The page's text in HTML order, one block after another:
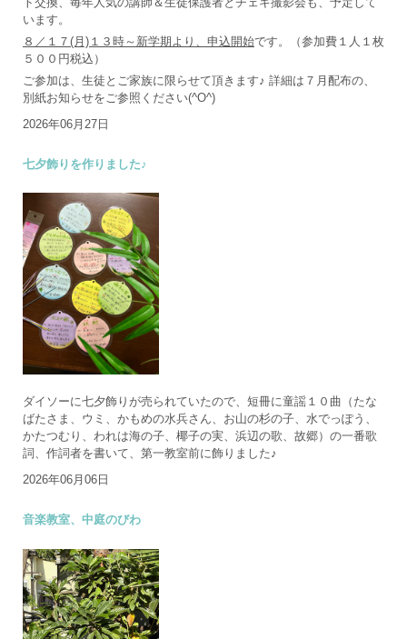
います。
８／１７(月)１３時～新学期より、申込開始です。（参加費１人１枚
５００円税込）
ご参加は、生徒とご家族に限らせて頂きます♪ 詳細は７月配布の、
別紙お知らせをご参照ください(^O^)
2026年06月27日
七夕飾りを作りました♪
ダイソーに七夕飾りが売られていたので、短冊に童謡１０曲（たな
ばたさま、ウミ、かもめの水兵さん、お山の杉の子、水でっぽう、
かたつむり、われは海の子、椰子の実、浜辺の歌、故郷）の一番歌
詞、作詞者を書いて、第一教室前に飾りました♪
2026年06月06日
音楽教室、中庭のびわ